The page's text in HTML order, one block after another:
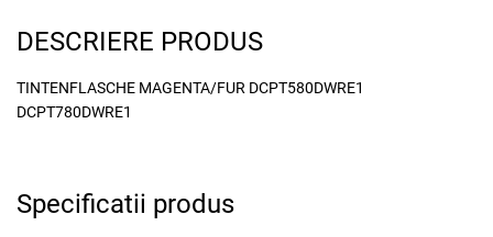
DESCRIERE PRODUS
TINTENFLASCHE MAGENTA/FUR DCPT580DWRE1
DCPT780DWRE1
Specificatii produs